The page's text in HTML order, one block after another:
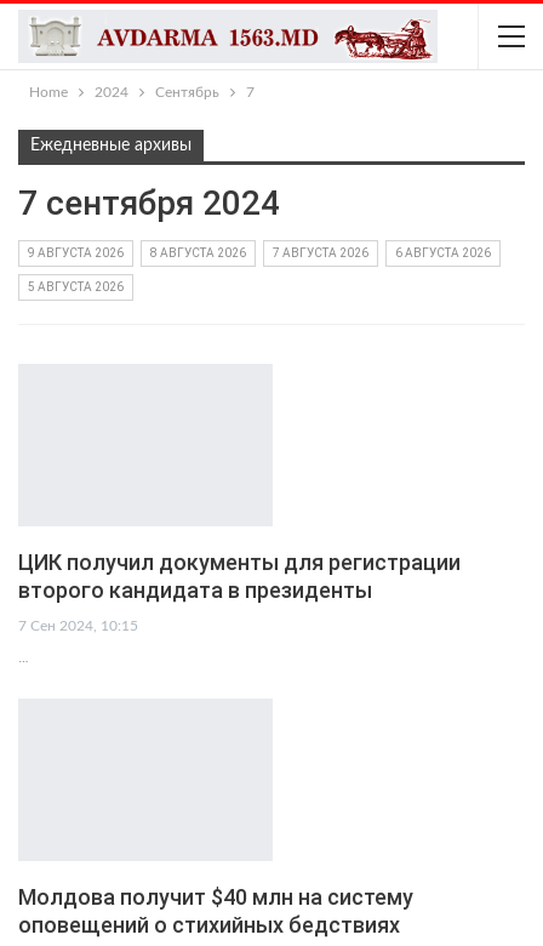
Home 2024 Сентябрь 7
Ежедневные архивы
7 сентября 2024
9 АВГУСТА 2026 8 АВГУСТА 2026 7 АВГУСТА 2026 6 АВГУСТА 2026
5 АВГУСТА 2026
ЦИК получил документы для регистрации
второго кандидата в президенты
7 Сен 2024, 10:15
…
Молдова получит $40 млн на систему
оповещений о стихийных бедствиях